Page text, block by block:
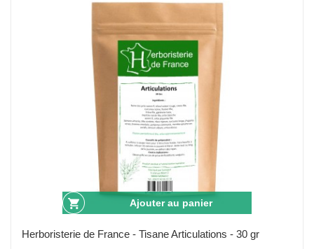
Ajouter au panier
Herboristerie de France - Tisane Articulations - 30 gr